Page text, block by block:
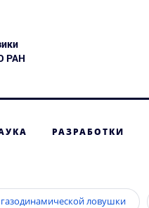
РАН
РАЗРАБОТКИ
ловушки